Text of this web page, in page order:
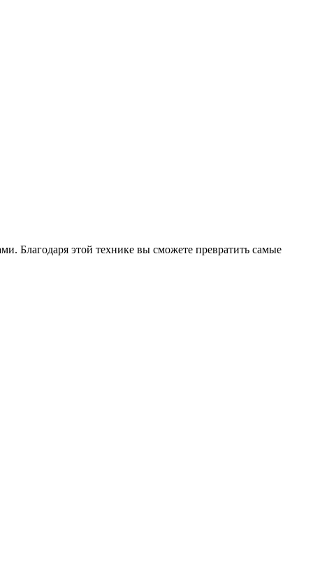
Благодаря этой технике вы сможете превратить самые